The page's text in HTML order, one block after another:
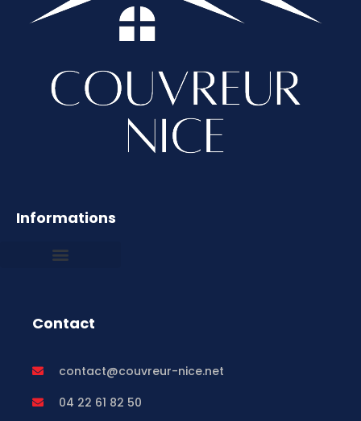
Informations
Contact
contact@couvreur-nice.net
04 22 61 82 50